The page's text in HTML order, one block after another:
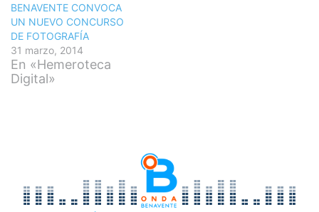
BENAVENTE CONVOCA
UN NUEVO CONCURSO
DE FOTOGRAFÍA
31 marzo, 2014
En «Hemeroteca
Digital»